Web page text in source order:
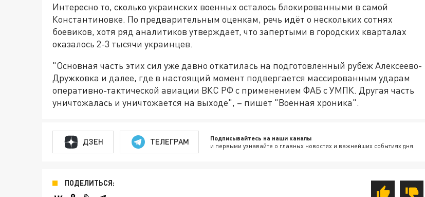
Интересно то, сколько украинских военных осталось блокированными в самой
Константиновке. По предварительным оценкам, речь идёт о нескольких сотнях
боевиков, хотя ряд аналитиков утверждает, что запертыми в городских кварталах
оказалось 2-3 тысячи украинцев.
"Основная часть этих сил уже давно откатилась на подготовленный рубеж Алексеево-
Дружковка и далее, где в настоящий момент подвергается массированным ударам
оперативно-тактической авиации ВКС РФ с применением ФАБ с УМПК. Другая часть
уничтожалась и уничтожается на выходе", – пишет "Военная хроника".
ДЗЕН ТЕЛЕГРАМ Подписывайтесь на наши каналы
и первыми узнавайте о главных новостях и важнейших событиях дня.
ПОДЕЛИТЬСЯ: